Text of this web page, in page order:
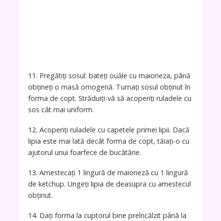
11. Pregătiți sosul: bateți ouăle cu maioneza, până
obțineți o masă omogenă. Turnați sosul obținut în
forma de copt. Străduiți-vă să acoperiți ruladele cu
sos cât mai uniform.
12. Acoperiți ruladele cu capetele primei lipii. Dacă
lipia este mai lată decât forma de copt, tăiați-o cu
ajutorul unui foarfece de bucătărie.
13. Amestecați 1 lingură de maioneză cu 1 lingură
de ketchup. Ungeți lipia de deasupra cu amestecul
obținut.
14. Dați forma la cuptorul bine preîncălzit până la